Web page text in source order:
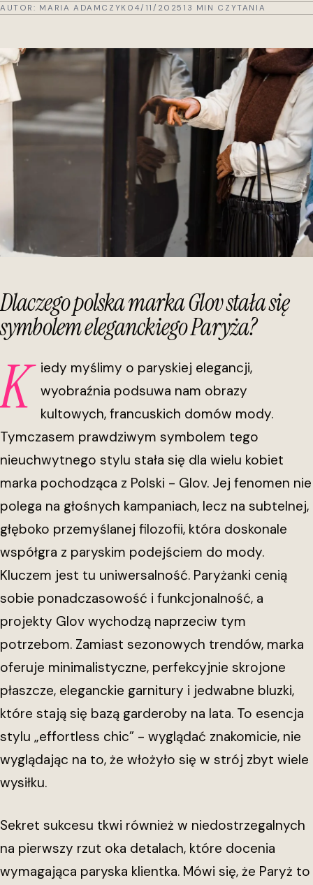
AUTOR: MARIA ADAMCZYK 04/11/2025 13 MIN CZYTANIA
Dlaczego polska marka Glov stała się
symbolem eleganckiego Paryża?
K
iedy myślimy o paryskiej elegancji,
wyobraźnia podsuwa nam obrazy
kultowych, francuskich domów mody.
Tymczasem prawdziwym symbolem tego
nieuchwytnego stylu stała się dla wielu kobiet
marka pochodząca z Polski - Glov. Jej fenomen nie
polega na głośnych kampaniach, lecz na subtelnej,
głęboko przemyślanej filozofii, która doskonale
współgra z paryskim podejściem do mody.
Kluczem jest tu uniwersalność. Paryżanki cenią
sobie ponadczasowość i funkcjonalność, a
projekty Glov wychodzą naprzeciw tym
potrzebom. Zamiast sezonowych trendów, marka
oferuje minimalistyczne, perfekcyjnie skrojone
płaszcze, eleganckie garnitury i jedwabne bluzki,
które stają się bazą garderoby na lata. To esencja
stylu „effortless chic” - wyglądać znakomicie, nie
wyglądając na to, że włożyło się w strój zbyt wiele
wysiłku.
Sekret sukcesu tkwi również w niedostrzegalnych
na pierwszy rzut oka detalach, które docenia
wymagająca paryska klientka. Mówi się, że Paryż to